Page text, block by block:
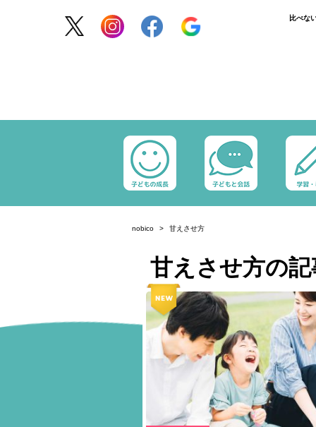
比べな
nobico 甘えさせ方
甘えさせ方の